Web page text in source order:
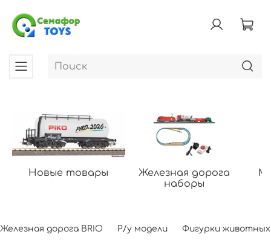
Новые товары
Железная дорога
наборы
Железная дорога BRIO Р/у модели Фигурки животных